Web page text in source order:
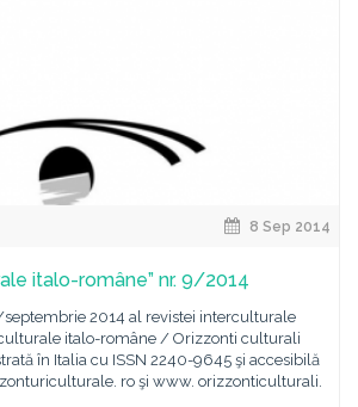
8 Sep 2014
italo-române” nr. 9/2014
2014 al revistei interculturale
italo-române / Orizzonti culturali
în Italia cu ISSN 2240-9645 şi accesibilă
ro şi www. orizzonticulturali.